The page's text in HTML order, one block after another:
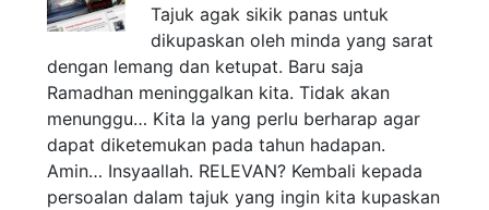
Tajuk agak sikik panas untuk
dikupaskan oleh minda yang sarat
dengan lemang dan ketupat. Baru saja
Ramadhan meninggalkan kita. Tidak akan
menunggu… Kita la yang perlu berharap agar
dapat diketemukan pada tahun hadapan.
Amin… Insyaallah. RELEVAN? Kembali kepada
persoalan dalam tajuk yang ingin kita kupaskan